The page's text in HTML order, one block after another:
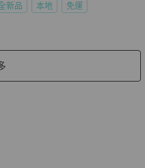
新品 本地 免運